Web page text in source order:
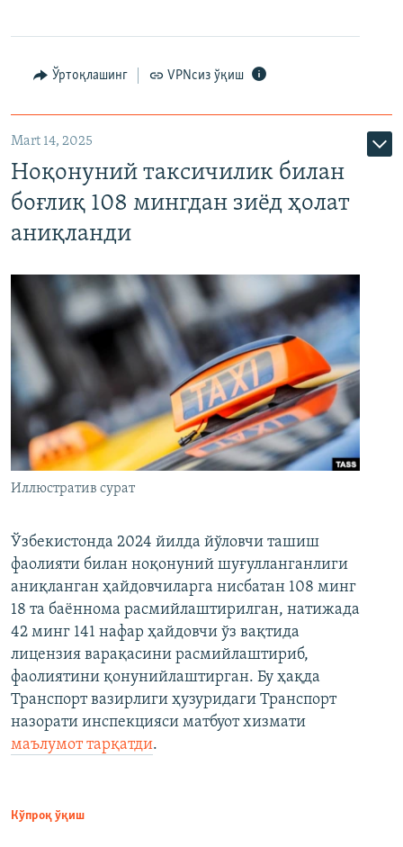
Ўртоқлашинг VPNсиз ўқиш
Mart 14, 2025
Ноқонуний таксичилик билан
боғлиқ 108 мингдан зиёд ҳолат
аниқланди
Иллюстратив сурат
Ўзбекистонда 2024 йилда йўловчи ташиш
фаолияти билан ноқонуний шуғулланганлиги
аниқланган ҳайдовчиларга нисбатан 108 минг
18 та баённома расмийлаштирилган, натижада
42 минг 141 нафар ҳайдовчи ўз вақтида
лицензия варақасини расмийлаштириб,
фаолиятини қонунийлаштирган. Бу ҳақда
Транспорт вазирлиги ҳузуридаги Транспорт
назорати инспекцияси матбуот хизмати
маълумот тарқатди.
Кўпроқ ўқиш